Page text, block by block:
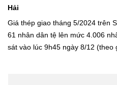
Hải
Giá thép giao tháng 5/2024 trên
61 nhân dân tệ lên mức 4.006
sát vào lúc 9h45 ngày 8/12 (theo